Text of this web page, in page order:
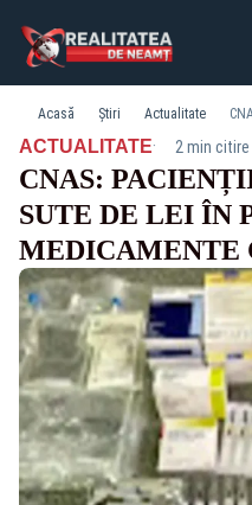
Acasă Știri Actualitate
ACTUALITATE· 2 min citire
CNAS:
SUTE DE LEI ÎN
MEDICAMENTE